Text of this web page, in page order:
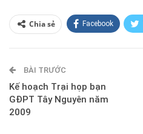
Chia sẻ Facebook
E-mail
BÀI TRƯỚC
Kế hoạch Trại họp bạn
GĐPT Tây Nguyên năm
2009